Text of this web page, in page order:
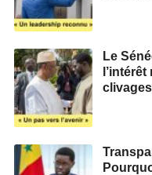
Le
clivages